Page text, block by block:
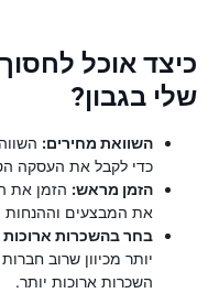
כיצד אוכל
שלי בגבון?
השוואת מחירים:
כדי לקבל את העסקה
הזמן מראש: הזמן את
את המבצעים וההנחות
בחר בהשכרות ארוכות
יותר מכיוון שרוב
השכרות ארוכות יותר.